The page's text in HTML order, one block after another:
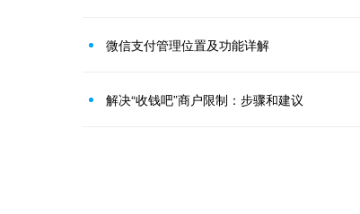
微信支付管理位置及功能详解
解决“收钱吧”商户限制：步骤和建议